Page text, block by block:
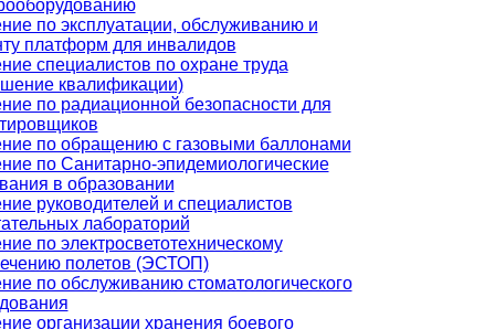
по эксплуатации, обслуживанию и
платформ для инвалидов
специалистов по охране труда
квалификации)
по радиационной безопасности для
по обращению с газовыми баллонами
по Санитарно-эпидемиологические
в образовании
руководителей и специалистов
лабораторий
по электросветотехническому
полетов (ЭСТОП)
по обслуживанию стоматологического
организации хранения боевого